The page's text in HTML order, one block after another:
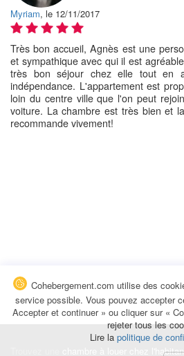
Myriam, le 12/11/2017
Très bon accueil, Agnès est une
et sympathique avec qui il est
très bon séjour chez elle tout en
indépendance. L'appartement est
loin du centre ville que l'on peut
voiture. La chambre est très bien et
recommande vivement!
chambre à louer chez
Cohebergement.com utilise des
service possible. Vous pouvez accepter
Accepter et continuer » ou cliquer sur «
rejeter tous les
Lire la politique de